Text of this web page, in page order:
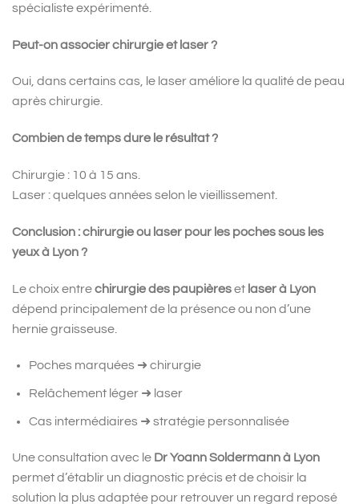
spécialiste expérimenté.
Peut-on associer chirurgie et laser ?
Oui, dans certains cas, le laser améliore la qualité de peau
après chirurgie.
Combien de temps dure le résultat ?
Chirurgie : 10 à 15 ans.
Laser : quelques années selon le vieillissement.
Conclusion : chirurgie ou laser pour les poches sous les
yeux à Lyon ?
Le choix entrechirurgie des paupièreset laser à Lyon
dépend principalement de la présence ou non d’une
hernie graisseuse.
Poches marquées ➜ chirurgie
Relâchement léger ➜ laser
Cas intermédiaires ➜ stratégie personnalisée
Une consultation avec le Dr Yoann Soldermann à Lyon
permet d’établir un diagnostic précis et de choisir la
solution la plus adaptée pour retrouver un regard reposé